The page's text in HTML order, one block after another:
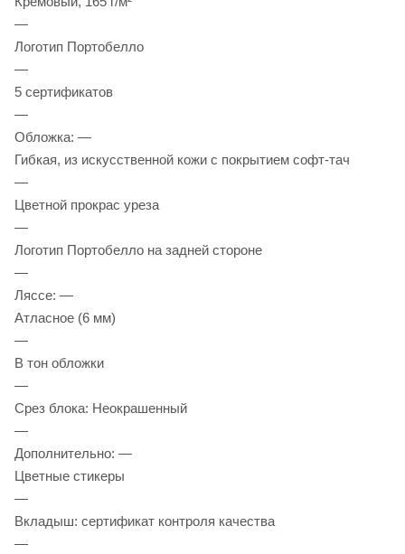
—
Логотип Портобелло
—
5 сертификатов
—
Обложка: —
Гибкая, из искусственной кожи с покрытием софт-тач
—
Цветной прокрас уреза
—
Логотип Портобелло на задней стороне
—
Ляссе: —
Атласное (6 мм)
—
В тон обложки
—
Срез блока: Неокрашенный
—
Дополнительно: —
Цветные стикеры
—
Вкладыш: сертификат контроля качества
—